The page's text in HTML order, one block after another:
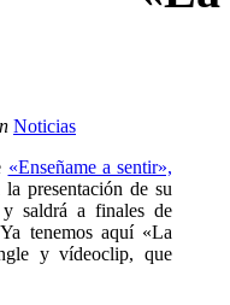
Noticias
«Enseñame a sentir»,
presentación de su
saldrá a finales de
tenemos aquí «La
y vídeoclip, que